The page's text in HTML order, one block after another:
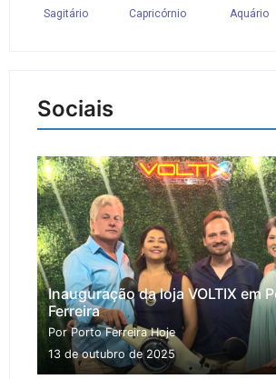
Sociais
Inauguração da loja VOLTIX em
Ferreira
Por Porto Ferreira Hoje
13 de outubro de 2025